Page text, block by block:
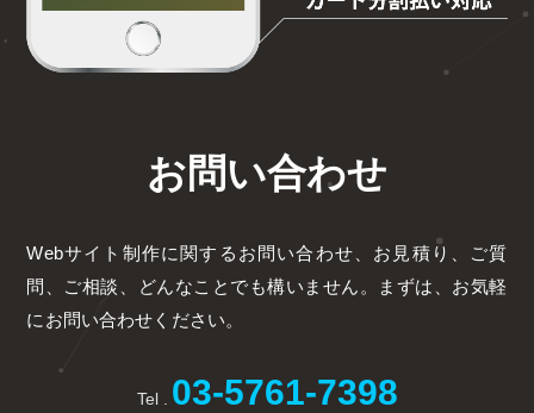
お問い合わせ
Webサイト制作に関するお問い合わせ、お見積り、
ご質
問、ご相談、どんなことでも構いません。
まずは、お気軽
にお問い合わせください。
Tel . 03-5761-7398